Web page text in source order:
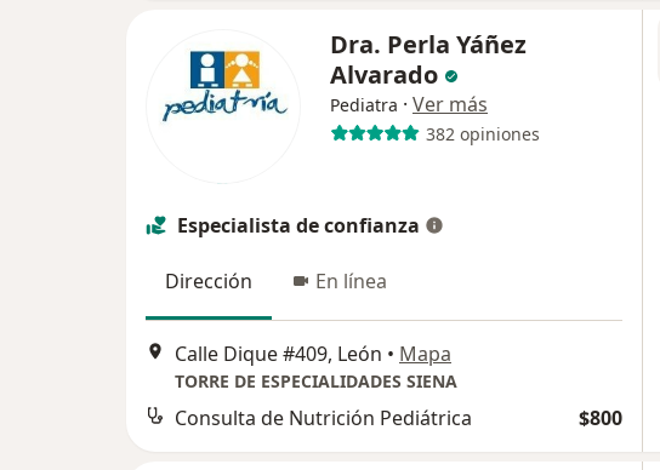
Dra. Perla Yáñez
Alvarado
Pediatra · Ver más
382 opiniones
Especialista de confianza
Dirección En línea
Calle Dique #409, León • Mapa
TORRE DE ESPECIALIDADES SIENA
Consulta de Nutrición Pediátrica $800